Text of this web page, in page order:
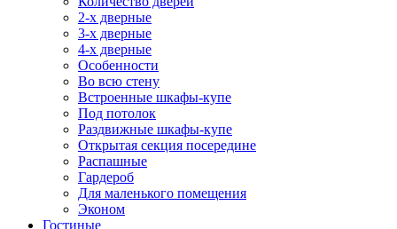
2-х дверные
3-х дверные
4-х дверные
Особенности
Во всю стену
Встроенные шкафы-купе
Под потолок
Раздвижные шкафы-купе
Открытая секция посередине
Распашные
Гардероб
Для маленького помещения
Эконом
Гостиные